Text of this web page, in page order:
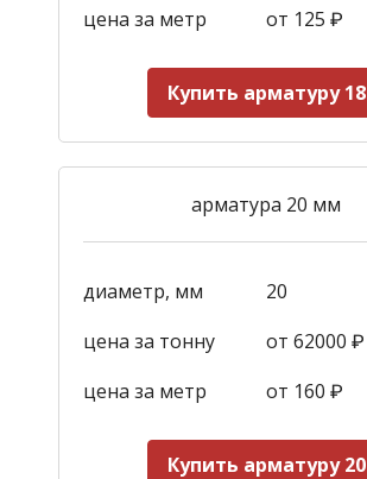
цена за метр
от 125 ₽
Купить арматуру 18
арматура 20 мм
диаметр, мм
20
цена за тонну
от 62000 ₽
цена за метр
от 160 ₽
Купить арматуру 20